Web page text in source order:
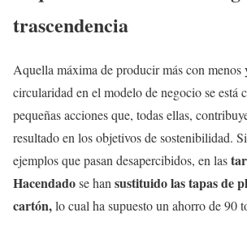
trascendencia
Aquella máxima de producir más con menos
circularidad en el modelo de negocio se está
pequeñas acciones que, todas ellas,
resultado en los objetivos de sostenibilidad.
ejemplos que pasan desapercibidos, en las
Hacendadose han sustituido las tapas de
cartón,lo cual ha supuesto un ahorro de 90